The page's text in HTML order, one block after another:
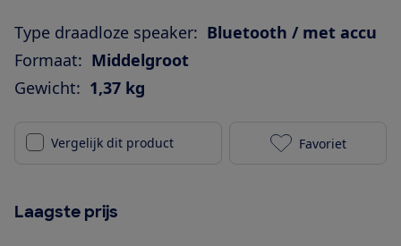
Type draadloze speaker: Bluetooth / met accu
Formaat: Middelgroot
Gewicht: 1,37 kg
Vergelijk dit product Marshall
Favoriet
Laagste prijs